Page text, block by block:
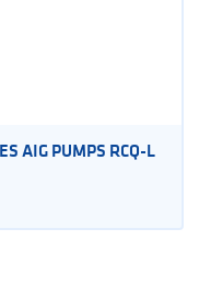
AIG PUMPS RCQ-L